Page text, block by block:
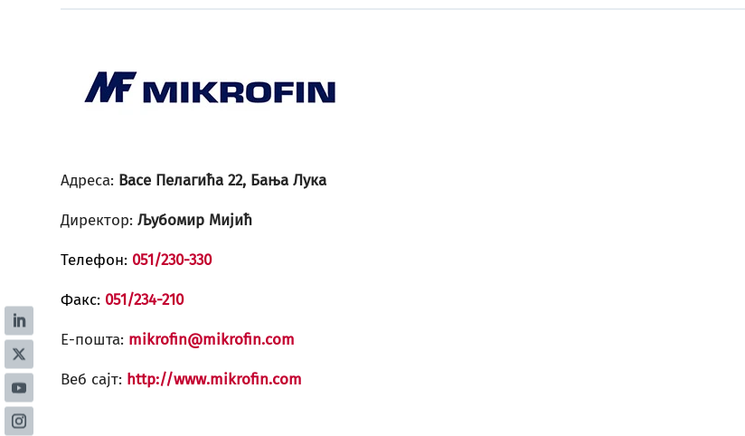
Адреса: Васе Пелагића 22, Бања Лука
Директор:Љубомир Мијић
Телефон: 051/230-330
Факс: 051/234-210
Е-пошта: mikrofin@mikrofin.com
Веб сајт: http://www.mikrofin.com